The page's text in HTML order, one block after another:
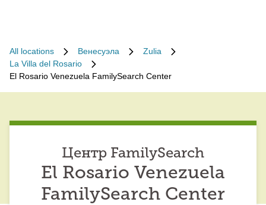
All locations Венесуэла
Zulia
La Villa del Rosario
El Rosario Venezuela FamilySearch Center
Центр FamilySearch
El Rosario Venezuela
FamilySearch Center